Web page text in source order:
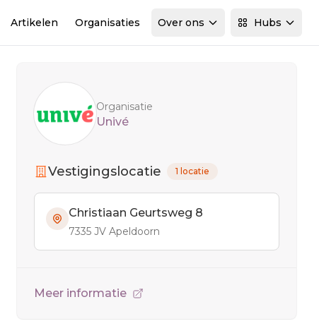
Artikelen Organisaties Over ons Hubs
Organisatie
Univé
Vestigingslocatie 1 locatie
Christiaan Geurtsweg 8
7335 JV Apeldoorn
Meer informatie